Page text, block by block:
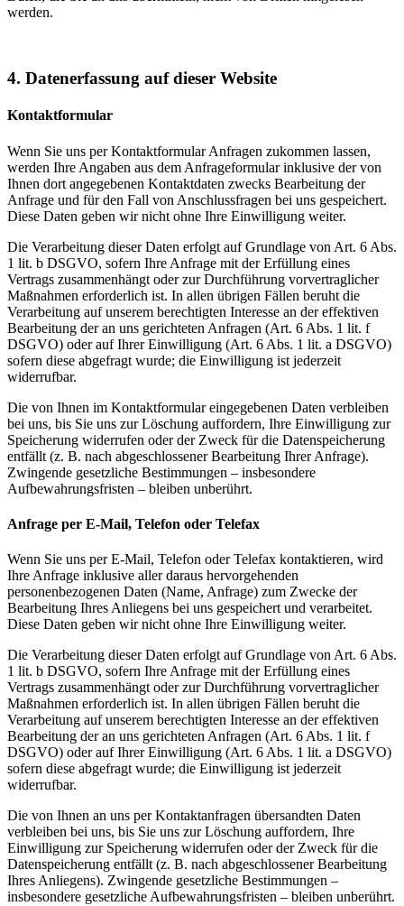
werden.
4. Datenerfassung auf dieser Website
Kontaktformular
Wenn Sie uns per Kontaktformular Anfragen zukommen lassen,
werden Ihre Angaben aus dem Anfrageformular inklusive der von
Ihnen dort angegebenen Kontaktdaten zwecks Bearbeitung der
Anfrage und für den Fall von Anschlussfragen bei uns gespeichert.
Diese Daten geben wir nicht ohne Ihre Einwilligung weiter.
Die Verarbeitung dieser Daten erfolgt auf Grundlage von Art. 6 Abs.
1 lit. b DSGVO, sofern Ihre Anfrage mit der Erfüllung eines
Vertrags zusammenhängt oder zur Durchführung vorvertraglicher
Maßnahmen erforderlich ist. In allen übrigen Fällen beruht die
Verarbeitung auf unserem berechtigten Interesse an der effektiven
Bearbeitung der an uns gerichteten Anfragen (Art. 6 Abs. 1 lit. f
DSGVO) oder auf Ihrer Einwilligung (Art. 6 Abs. 1 lit. a DSGVO)
sofern diese abgefragt wurde; die Einwilligung ist jederzeit
widerrufbar.
Die von Ihnen im Kontaktformular eingegebenen Daten verbleiben
bei uns, bis Sie uns zur Löschung auffordern, Ihre Einwilligung zur
Speicherung widerrufen oder der Zweck für die Datenspeicherung
entfällt (z. B. nach abgeschlossener Bearbeitung Ihrer Anfrage).
Zwingende gesetzliche Bestimmungen – insbesondere
Aufbewahrungsfristen – bleiben unberührt.
Anfrage per E-Mail, Telefon oder Telefax
Wenn Sie uns per E-Mail, Telefon oder Telefax kontaktieren, wird
Ihre Anfrage inklusive aller daraus hervorgehenden
personenbezogenen Daten (Name, Anfrage) zum Zwecke der
Bearbeitung Ihres Anliegens bei uns gespeichert und verarbeitet.
Diese Daten geben wir nicht ohne Ihre Einwilligung weiter.
Die Verarbeitung dieser Daten erfolgt auf Grundlage von Art. 6 Abs.
1 lit. b DSGVO, sofern Ihre Anfrage mit der Erfüllung eines
Vertrags zusammenhängt oder zur Durchführung vorvertraglicher
Maßnahmen erforderlich ist. In allen übrigen Fällen beruht die
Verarbeitung auf unserem berechtigten Interesse an der effektiven
Bearbeitung der an uns gerichteten Anfragen (Art. 6 Abs. 1 lit. f
DSGVO) oder auf Ihrer Einwilligung (Art. 6 Abs. 1 lit. a DSGVO)
sofern diese abgefragt wurde; die Einwilligung ist jederzeit
widerrufbar.
Die von Ihnen an uns per Kontaktanfragen übersandten Daten
verbleiben bei uns, bis Sie uns zur Löschung auffordern, Ihre
Einwilligung zur Speicherung widerrufen oder der Zweck für die
Datenspeicherung entfällt (z. B. nach abgeschlossener Bearbeitung
Ihres Anliegens). Zwingende gesetzliche Bestimmungen –
insbesondere gesetzliche Aufbewahrungsfristen – bleiben unberührt.